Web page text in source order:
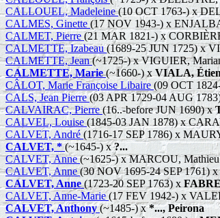
CALLOUEL, Madeleine(10 OCT 1763-) x
CALMES, Ginette (17 NOV 1943-) x
CALMET, Pierre(21 MAR 1821-) x
CALMETTE, Izabeau(1689-25 JUN 1725) x
CALMETTE, Jean(~1725-) x VIGUIER,
CALMETTE, Marie(~1660-) xVIALA,
CÂLOT, Marie Françoise Libaire (09 OCT
CALS, Jean Pierre(03 APR 1729-04 AUG
CALVAIRAC, Pierre(16..-before JUN 1690) x
CALVEL, Louise(1845-03 JAN 1878) x
CALVET, André (1716-17 SEP 1786) x
CALVET, * (~1645-) x?...
CALVET, Anne(~1625-) x MARCOU, Mathieu
CALVET, Anne(30 NOV 1695-24 SEP 1761)
CALVET, Anne(1723-20 SEP 1763) x
CALVET, Anne-Marie(17 FEV 1942-) x
CALVET, Anthony (~1485-) x*..., Peirona